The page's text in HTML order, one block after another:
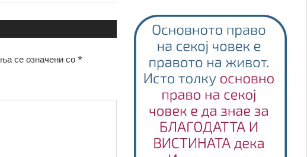
се означени со*